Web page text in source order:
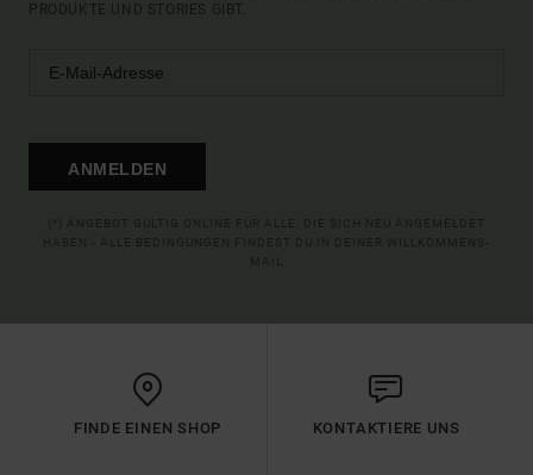
PRODUKTE UND STORIES GIBT.
ANMELDEN
FINDE EINEN SHOP KONTAKTIERE UNS